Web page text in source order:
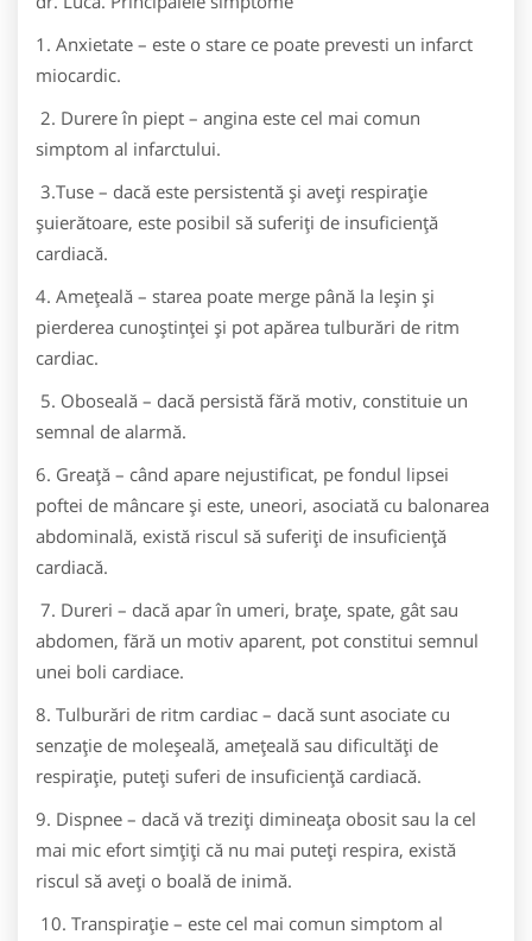
1. Anxietate – este o stare ce poate prevesti un infarct
miocardic.
2. Durere în piept – angina este cel mai comun
simptom al infarctului.
3.Tuse – dacă este persistentă şi aveţi respiraţie
şuierătoare, este posibil să suferiţi de insuficienţă
cardiacă.
4. Ameţeală – starea poate merge până la leşin şi
pierderea cunoştinţei şi pot apărea tulburări de ritm
cardiac.
5. Oboseală – dacă persistă fără motiv, constituie un
semnal de alarmă.
6. Greaţă – când apare nejustificat, pe fondul lipsei
poftei de mâncare şi este, uneori, asociată cu balonarea
abdominală, există riscul să suferiţi de insuficienţă
cardiacă.
7. Dureri – dacă apar în umeri, braţe, spate, gât sau
abdomen, fără un motiv aparent, pot constitui semnul
unei boli cardiace.
8. Tulburări de ritm cardiac – dacă sunt asociate cu
senzaţie de moleşeală, ameţeală sau dificultăţi de
respiraţie, puteţi suferi de insuficienţă cardiacă.
9. Dispnee – dacă vă treziţi dimineaţa obosit sau la cel
mai mic efort simţiţi că nu mai puteţi respira, există
riscul să aveţi o boală de inimă.
10. Transpiraţie – este cel mai comun simptom al